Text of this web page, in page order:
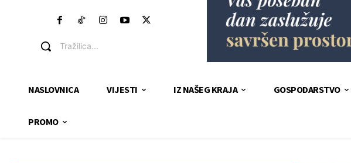
Tražilica...
NASLOVNICA VIJESTI IZ NAŠEG KRAJA GOSPODARSTVO
PROMO